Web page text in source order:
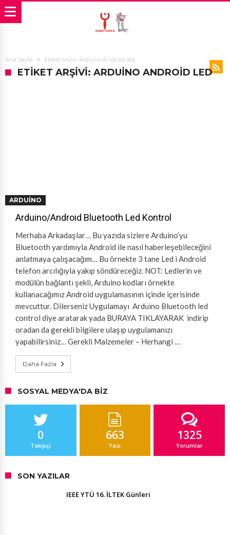
Ana Sayfa Etiket Arşivi: Arduino Android led
ETIKET ARŞIVI: ARDUINO ANDROID LED
ARDUINO
Arduino/Android Bluetooth Led Kontrol
Merhaba Arkadaşlar… Bu yazıda sizlere Arduino’yu
Bluetooth yardımıyla Android ile nasıl haberleşebileceğini
anlatmaya çalışacağım… Bu örnekte 3 tane Led i Android
telefon arcılığıyla yakıp söndüreceğiz. NOT: Ledlerin ve
modülün bağlantı şekli, Arduino kodları örnekte
kullanacağımız Android uygulamasının içinde içerisinde
mevcuttur. Dilerseniz Uygulamayı Arduino Bluetooth led
control diye aratarak yada BURAYA TIKLAYARAK indirip
oradan da gerekli bilgilere ulaşıp uygulamanızı
yapabilirsiniz… Gerekli Malzemeler – Herhangi …
Daha Fazla
SOSYAL MEDYA'DA BIZ
0
Takipçi
663
Yazı
1325
Yorumlar
SON YAZILAR
IEEE YTÜ 16. İLTEK Günleri